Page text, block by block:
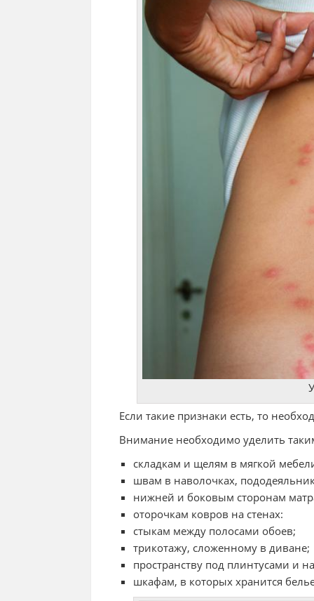
Если такие признаки есть, то
Внимание необходимо уделить
складкам и щелям в мягкой
швам в наволочках,
нижней и боковым сторонам
оторочкам ковров на стенах:
стыкам между полосами обоев;
трикотажу, сложенному в диване;
пространству под плинтусами и
шкафам, в которых хранится